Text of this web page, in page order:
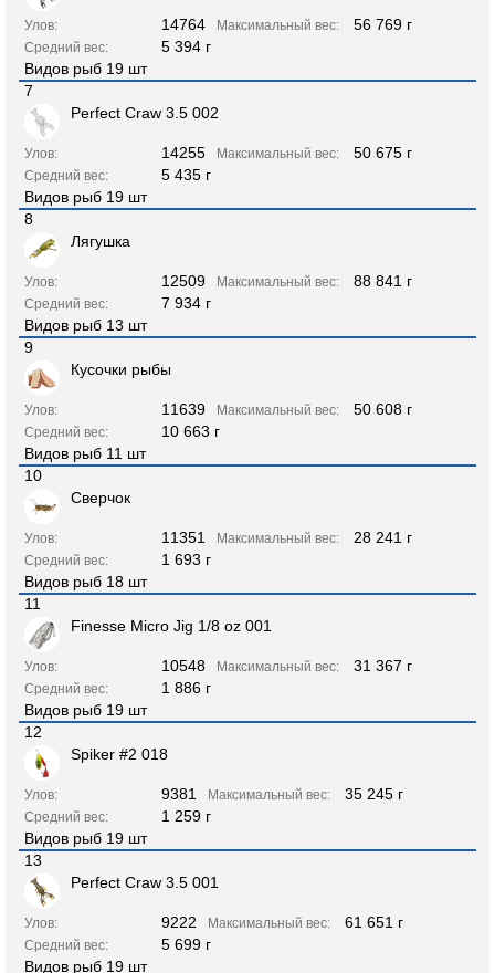
Улов: 14764 Максимальный вес: 56 769 г
Средний вес:
5 394 г
Видов рыб 19 шт
7
Perfect Craw 3.5 002
Улов: 14255 Максимальный вес: 50 675 г
Средний вес:
5 435 г
Видов рыб 19 шт
8
Лягушка
Улов: 12509 Максимальный вес: 88 841 г
Средний вес:
7 934 г
Видов рыб 13 шт
9
Кусочки рыбы
Улов: 11639 Максимальный вес: 50 608 г
Средний вес:
10 663 г
Видов рыб 11 шт
10
Сверчок
Улов: 11351 Максимальный вес: 28 241 г
Средний вес:
1 693 г
Видов рыб 18 шт
11
Finesse Micro Jig 1/8 oz 001
Улов: 10548 Максимальный вес: 31 367 г
Средний вес:
1 886 г
Видов рыб 19 шт
12
Spiker #2 018
Улов: 9381 Максимальный вес: 35 245 г
Средний вес:
1 259 г
Видов рыб 19 шт
13
Perfect Craw 3.5 001
Улов: 9222 Максимальный вес: 61 651 г
Средний вес:
5 699 г
Видов рыб 19 шт